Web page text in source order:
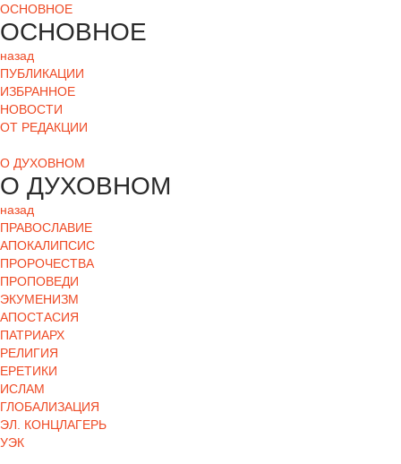
ОСНОВНОЕ
ОСНОВНОЕ
назад
ПУБЛИКАЦИИ
ИЗБРАННОЕ
НОВОСТИ
ОТ РЕДАКЦИИ
О ДУХОВНОМ
О ДУХОВНОМ
назад
ПРАВОСЛАВИЕ
АПОКАЛИПСИС
ПРОРОЧЕСТВА
ПРОПОВЕДИ
ЭКУМЕНИЗМ
АПОСТАСИЯ
ПАТРИАРХ
РЕЛИГИЯ
ЕРЕТИКИ
ИСЛАМ
ГЛОБАЛИЗАЦИЯ
ЭЛ. КОНЦЛАГЕРЬ
УЭК